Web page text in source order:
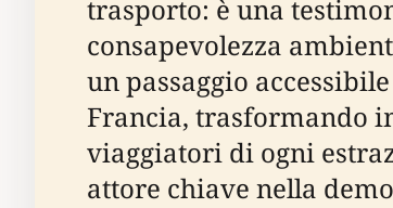
trasporto: è una
consapevolezza
un passaggio
Francia, trasformando
viaggiatori di ogni
attore chiave nella